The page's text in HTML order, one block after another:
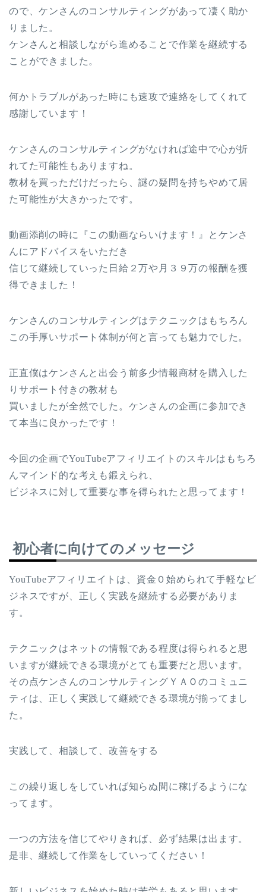
ので、ケンさんのコンサルティングがあって凄く助か
りました。
ケンさんと相談しながら進めることで作業を継続する
ことができました。
何かトラブルがあった時にも速攻で連絡をしてくれて
感謝しています！
ケンさんのコンサルティングがなければ途中で心が折
れてた可能性もありますね。
教材を買っただけだったら、謎の疑問を持ちやめて居
た可能性が大きかったです。
動画添削の時に『この動画ならいけます！』とケンさ
んにアドバイスをいただき
信じて継続していった日給２万や月３９万の報酬を獲
得できました！
ケンさんのコンサルティングはテクニックはもちろん
この手厚いサポート体制が何と言っても魅力でした。
正直僕はケンさんと出会う前多少情報商材を購入した
りサポート付きの教材も
買いましたが全然でした。ケンさんの企画に参加でき
て本当に良かったです！
今回の企画でYouTubeアフィリエイトのスキルはもちろ
んマインド的な考えも鍛えられ、
ビジネスに対して重要な事を得られたと思ってます！
初心者に向けてのメッセージ
YouTubeアフィリエイトは、資金０始められて手軽なビ
ジネスですが、正しく実践を継続する必要がありま
す。
テクニックはネットの情報である程度は得られると思
いますが継続できる環境がとても重要だと思います。
その点ケンさんのコンサルティングＹＡＯのコミュニ
ティは、正しく実践して継続できる環境が揃ってまし
た。
実践して、相談して、改善をする
この繰り返しをしていれば知らぬ間に稼げるようにな
ってます。
一つの方法を信じてやりきれば、必ず結果は出ます。
是非、継続して作業をしていってください！